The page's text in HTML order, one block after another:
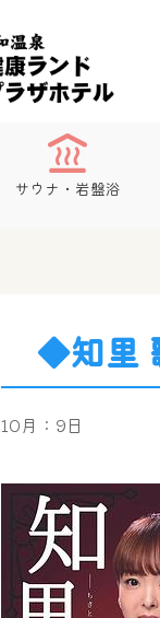
サウナ・岩盤浴
◆知里
10月：9日